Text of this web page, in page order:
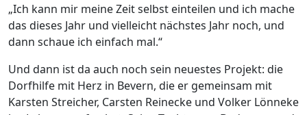
„Ich kann mir meine Zeit selbst einteilen und ich mache
das dieses Jahr und vielleicht nächstes Jahr noch, und
dann schaue ich einfach mal.“
Und dann ist da auch noch sein neuestes Projekt: die
Dorfhilfe mit Herz in Bevern, die er gemeinsam mit
Karsten Streicher, Carsten Reinecke und Volker Lönneke